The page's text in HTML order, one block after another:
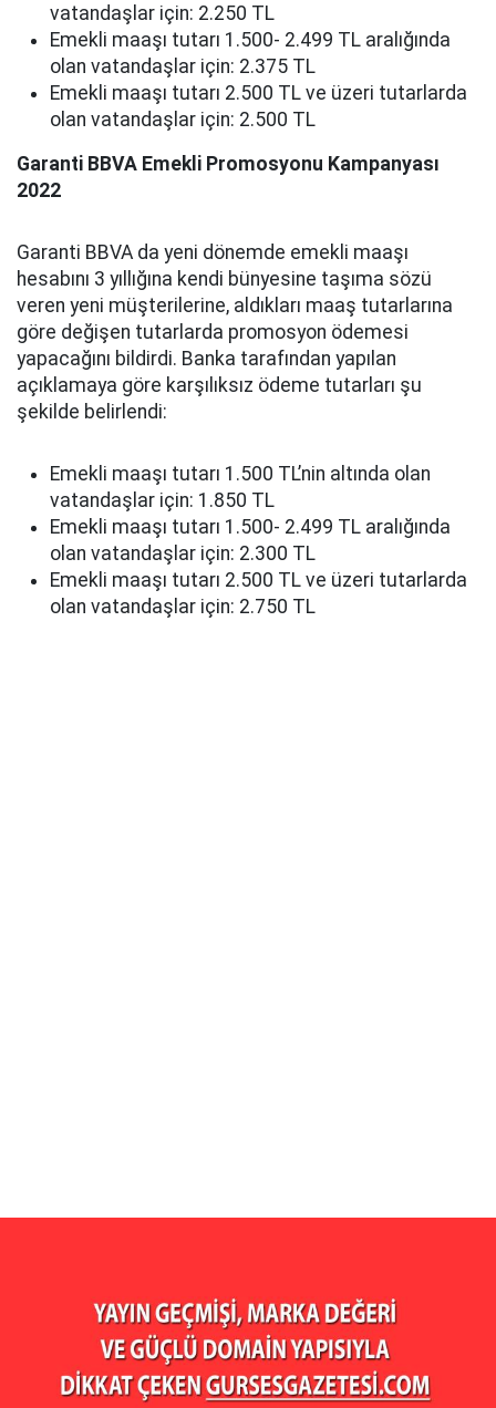
vatandaşlar için: 2.250 TL
Emekli maaşı tutarı 1.500- 2.499 TL aralığında
olan vatandaşlar için: 2.375 TL
Emekli maaşı tutarı 2.500 TL ve üzeri tutarlarda
olan vatandaşlar için: 2.500 TL
Garanti BBVA Emekli Promosyonu Kampanyası
2022
Garanti BBVA da yeni dönemde emekli maaşı
hesabını 3 yıllığına kendi bünyesine taşıma sözü
veren yeni müşterilerine, aldıkları maaş tutarlarına
göre değişen tutarlarda promosyon ödemesi
yapacağını bildirdi. Banka tarafından yapılan
açıklamaya göre karşılıksız ödeme tutarları şu
şekilde belirlendi:
Emekli maaşı tutarı 1.500 TL’nin altında olan
vatandaşlar için: 1.850 TL
Emekli maaşı tutarı 1.500- 2.499 TL aralığında
olan vatandaşlar için: 2.300 TL
Emekli maaşı tutarı 2.500 TL ve üzeri tutarlarda
olan vatandaşlar için: 2.750 TL